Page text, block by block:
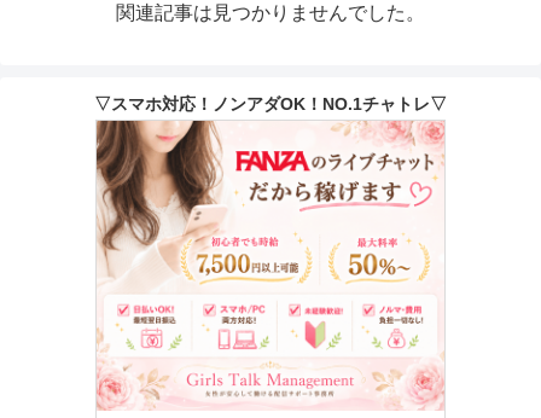
関連記事は見つかりませんでした。
▽スマホ対応！ノンアダOK！NO.1チャトレ▽